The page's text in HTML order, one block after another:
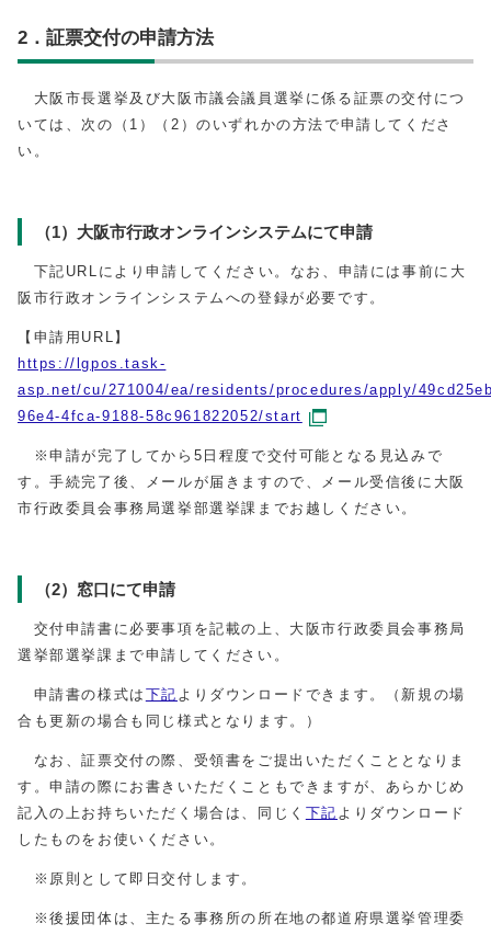
2．証票交付の申請方法
大阪市長選挙及び大阪市議会議員選挙に係る証票の交付につ
いては、次の（1）（2）のいずれかの方法で申請してくださ
い。
（1）大阪市行政オンラインシステムにて申請
下記URLにより申請してください。なお、申請には事前に大
阪市行政オンラインシステムへの登録が必要です。
【申請用URL】
https://lgpos.task-
asp.net/cu/271004/ea/residents/procedures/apply/
96e4-4fca-9188-58c961822052/start
※申請が完了してから5日程度で交付可能となる見込みで
す。手続完了後、メールが届きますので、メール受信後に大阪
市行政委員会事務局選挙部選挙課までお越しください。
（2）窓口にて申請
交付申請書に必要事項を記載の上、大阪市行政委員会事務局
選挙部選挙課まで申請してください。
申請書の様式は 下記 よりダウンロードできます。（新規の場
合も更新の場合も同じ様式となります。）
なお、証票交付の際、受領書をご提出いただくこととなりま
す。申請の際にお書きいただくこともできますが、あらかじめ
記入の上お持ちいただく場合は、同じく 下記 よりダウンロード
したものをお使いください。
※原則として即日交付します。
※後援団体は、主たる事務所の所在地の都道府県選挙管理委